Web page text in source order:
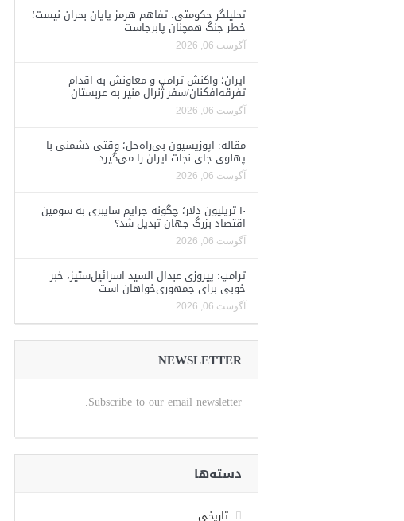
تحلیلگر حکومتی: تفاهم هرمز پایان بحران نیست؛
خطر جنگ همچنان پابرجاست
آگوست 06, 2026
ایران؛ واکنش ترامپ و معاونش به اقدام
تفرقه‌افکنان/سفر ژنرال منیر به عربستان
آگوست 06, 2026
مقاله: اپوزیسیون بی‌راه‌حل؛ وقتی دشمنی با
پهلوی جای نجات ایران را می‌گیرد
آگوست 06, 2026
۱۰ تریلیون دلار؛ چگونه جرایم سایبری به سومین
اقتصاد بزرگ جهان تبدیل شد؟
آگوست 06, 2026
ترامپ: پیروزی عبدال السید اسرائیل‌ستیز، خبر
خوبی برای جمهوری‌خواهان است
آگوست 06, 2026
NEWSLETTER
Subscribe to our email newsletter.
دسته‌ها
تاریخی